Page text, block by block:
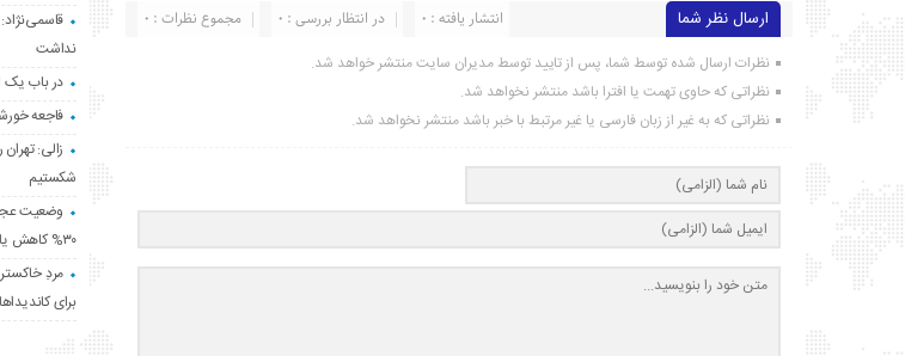
ارسال نظر شما مجموع نظرات : 0 در انتظار بررسی : 0 انتشار یافته : ۰
نظرات ارسال شده توسط شما، پس از تایید توسط مدیران سایت منتشر خواهد شد.
نظراتی که حاوی تهمت یا افترا باشد منتشر نخواهد شد.
نظراتی که به غیر از زبان فارسی یا غیر مرتبط با خبر باشد منتشر نخواهد شد.
نداشت
در باب یک
فاجعه
زالی: تهران
شکستیم
وضعیت
۳۰% کاهش یافت
برای کاندیداها